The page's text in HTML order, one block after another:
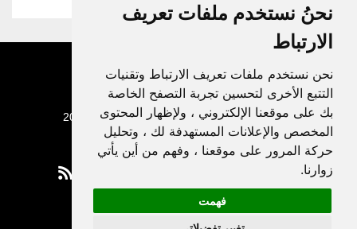
نحنُ نستخدم ملفات تعريف
الارتباط
نحن نستخدم ملفات تعريف الارتباط وتقنيات
التتبع الأخرى لتحسين تجربة التصفح الخاصة
بك على موقعنا الإلكتروني ، ولإظهار المحتوى
المخصص والإعلانات المستهدفة لك ، وتحليل
حركة المرور على موقعنا ، وفهم من أين يأتي
زوارنا.
فهمت
جميع الحقوق محفوظة لدنيا الوطن © 2003 - 2022
Privacy Policy